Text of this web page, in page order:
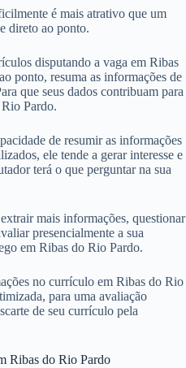
é mais atrativo que um
direto ao ponto.
disputando a vaga em Ribas
ponto, resuma as informações de
que seus dados contribuam para
Rio Pardo.
de resumir as informações
ele tende a gerar interesse e
terá o que perguntar na sua
mais informações, questionar
presencialmente a sua
em Ribas do Rio Pardo.
no currículo em Ribas do Rio
para uma avaliação
de seu currículo pela
Ribas do Rio Pardo